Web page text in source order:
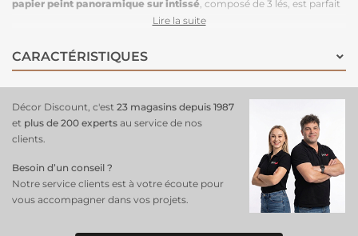
papier peint panoramique sur intissé , composé de 3 lés, est parfait
pour créer une atmosphère unique et ludique tout en ajoutant une
ornés de magnifiques hortensias roses, que ce soit pour le salon, la
chambre ou même la salle de bains, laissez-vous séduire par ce
Offrez-vous dès aujourd'hui ce papier peint panoramique Hortensia
rose ERISMANN !
Lire la suite
CARACTÉRISTIQUES
Décor Discount, c'est 23 magasins depuis 1987
et plus de 200 experts au service de nos
clients.
Besoin d’un conseil ?
Notre service clients est à votre écoute pour
vous accompagner dans vos projets.